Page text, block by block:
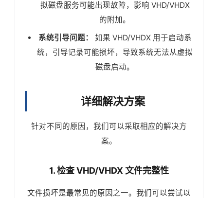
拟磁盘服务可能出现故障，影响 VHD/VHDX
的附加。
系统引导问题：
如果 VHD/VHDX 用于启动系
统，引导记录可能损坏，导致系统无法从虚拟
磁盘启动。
详细解决方案
针对不同的原因，我们可以采取相应的解决方
案。
1. 检查 VHD/VHDX 文件完整性
文件损坏是最常见的原因之一。我们可以尝试以